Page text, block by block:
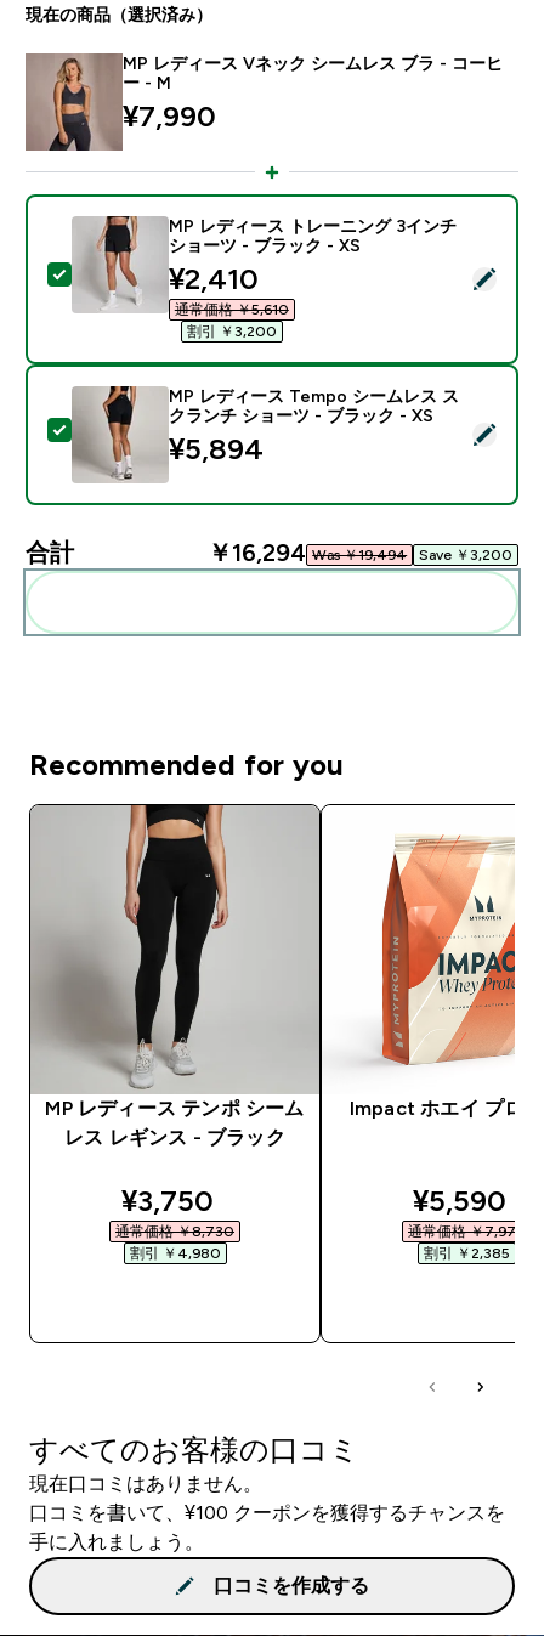
現在の商品（選択済み）
MP レディース Vネック シームレス ブラ - コーヒ
ー - M
¥7,990‎
この商品を選択 - MP レディース トレーニング 3イン
MP レディース トレーニング 3インチ
ショーツ - ブラック - XS
discounted price
¥2,410‎
通常価格 ￥5,610‎
割引 ￥3,200‎
この商品を選択 - MP レディース Tempo シームレス
MP レディース Tempo シームレス ス
クランチ ショーツ - ブラック - XS
¥5,894‎
合計 ￥16,294‎ Was ￥19,494‎ Save ￥3,200‎
Recommended for you
MP レディース テンポ シーム
レス レギンス - ブラック
discounted price
¥3,750‎
通常価格 ￥8,730‎
割引 ￥4,980‎
Impact ホエイ プロ
¥5,590‎
通常価格 ￥7,975‎
割引 ￥2,385‎
すべてのお客様の口コミ
現在口コミはありません。
口コミを書いて、¥100 クーポンを獲得するチャンスを
手に入れましょう。
口コミを作成する